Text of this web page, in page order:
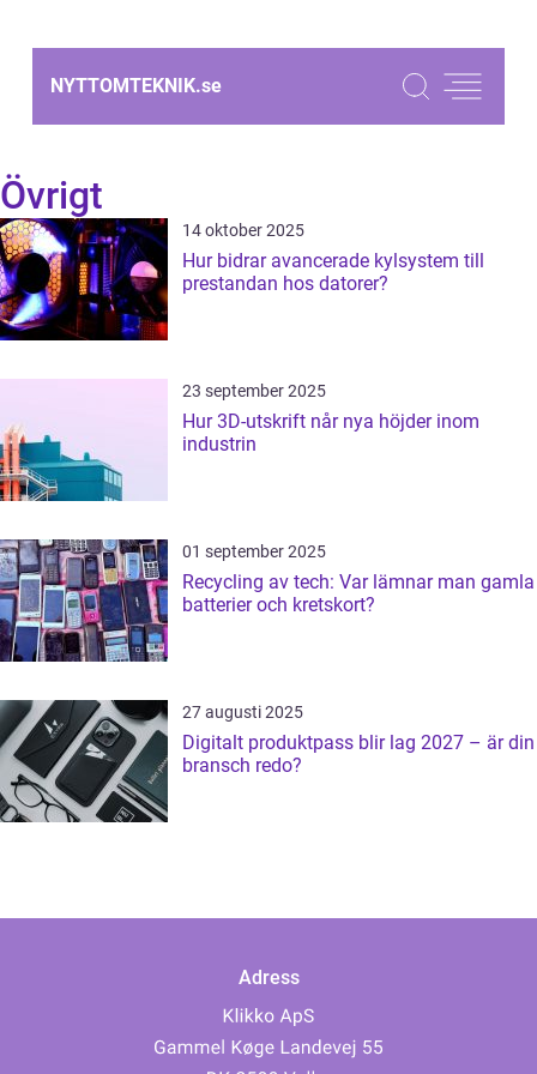
NYTTOMTEKNIK.se
Övrigt
14 oktober 2025
Hur bidrar avancerade kylsystem till
prestandan hos datorer?
23 september 2025
Hur 3D-utskrift når nya höjder inom
industrin
01 september 2025
Recycling av tech: Var lämnar man gamla
batterier och kretskort?
27 augusti 2025
Digitalt produktpass blir lag 2027 – är din
bransch redo?
Adress